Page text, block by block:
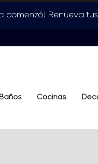
comenzó! Renueva
Términos más
2. sanitario
Baños Cocinas